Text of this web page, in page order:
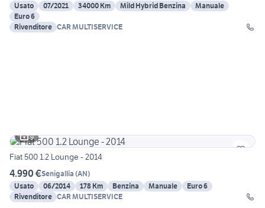
Usato
07/2021 34000 Km Mild Hybrid Benzina
Manuale
Euro 6
Rivenditore CAR MULTISERVICE
9
Fiat 500 1.2 Lounge - 2014
4.990 €Senigallia (AN)
Usato
06/2014 178 Km Benzina Manuale
Euro 6
Rivenditore CAR MULTISERVICE